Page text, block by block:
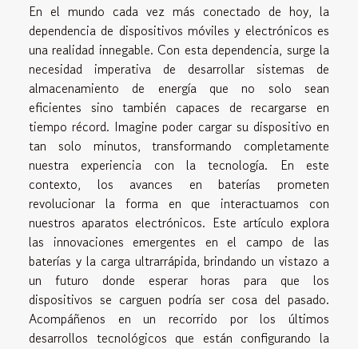
En el mundo cada vez más conectado de hoy, la
dependencia de dispositivos móviles y electrónicos es
una realidad innegable. Con esta dependencia, surge la
necesidad imperativa de desarrollar sistemas de
almacenamiento de energía que no solo sean
eficientes sino también capaces de recargarse en
tiempo récord. Imagine poder cargar su dispositivo en
tan solo minutos, transformando completamente
nuestra experiencia con la tecnología. En este
contexto, los avances en baterías prometen
revolucionar la forma en que interactuamos con
nuestros aparatos electrónicos. Este artículo explora
las innovaciones emergentes en el campo de las
baterías y la carga ultrarrápida, brindando un vistazo a
un futuro donde esperar horas para que los
dispositivos se carguen podría ser cosa del pasado.
Acompáñenos en un recorrido por los últimos
desarrollos tecnológicos que están configurando la